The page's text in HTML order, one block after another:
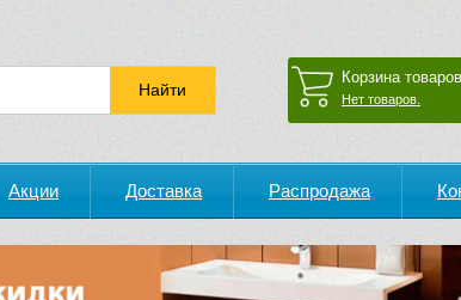
Корзина товаров
Нет товаров.
Акции Доставка Распродажа